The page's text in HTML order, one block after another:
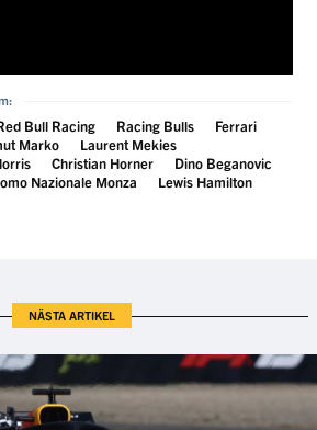
Bull Racing Racing Bulls
Ferrari
Marko
Laurent Mekies
Christian Horner
Dino Beganovic
Nazionale Monza
Lewis Hamilton
NÄSTA ARTIKEL